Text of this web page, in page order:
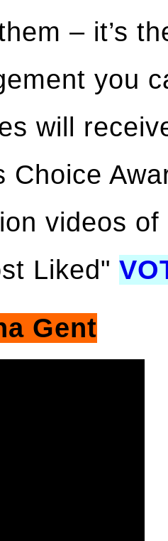
– it’s
you
will
Choice
videos
Liked"
Gent